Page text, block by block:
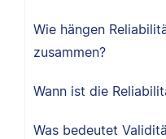
Wie hängen
zusammen?
Wann ist die
Was bedeutet